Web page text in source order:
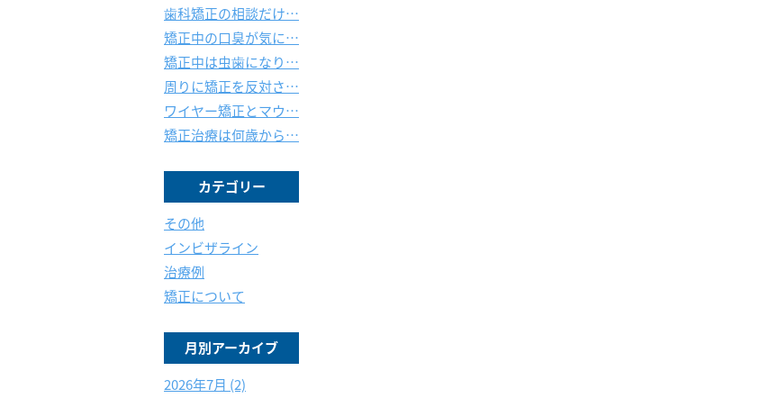
歯科矯正の相談だけ…
矯正中の口臭が気に…
矯正中は虫歯になり…
周りに矯正を反対さ…
ワイヤー矯正とマウ…
矯正治療は何歳から…
カテゴリー
その他
インビザライン
治療例
矯正について
月別アーカイブ
2026年7月 (2)